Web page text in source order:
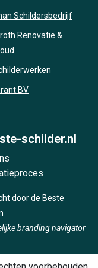
Schildersbedrijf
Renovatie &
BV
schilder.nl
doorde Beste
branding navigator